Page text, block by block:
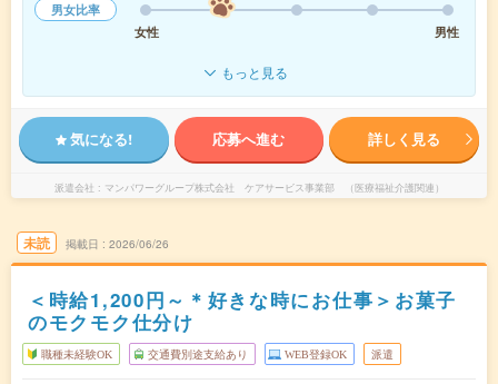
男女比率
女性
男性
もっと見る
気になる! 応募へ進む 詳しく見る
派遣会社 マンパワーグループ株式会社 ケアサービス事業部 （医療福祉介護関連）
未読 掲載日 2026/06/26
＜時給1,200円～＊好きな時にお仕事＞お菓子
のモクモク仕分け
職種未経験OK 交通費別途支給あり WEB登録OK 派遣